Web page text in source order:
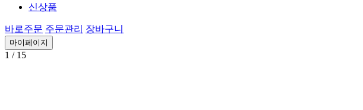
신상품
바로주문 주문관리 장바구니
마이페이지
1 / 15